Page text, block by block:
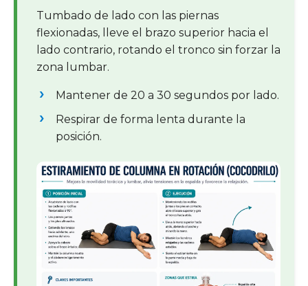
Tumbado de lado con las piernas
flexionadas, lleve el brazo superior hacia el
lado contrario, rotando el tronco sin forzar la
zona lumbar.
Mantener de 20 a 30 segundos por lado.
Respirar de forma lenta durante la
posición.